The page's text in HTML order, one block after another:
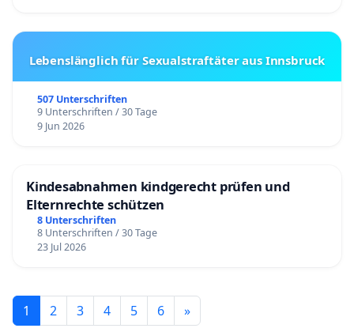
Lebenslänglich für Sexualstraftäter aus Innsbruck
507 Unterschriften
9 Unterschriften / 30 Tage
9 Jun 2026
Kindesabnahmen kindgerecht prüfen und
Elternrechte schützen
8 Unterschriften
8 Unterschriften / 30 Tage
23 Jul 2026
1 2 3 4 5 6 »